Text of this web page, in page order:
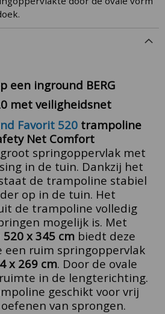
een inground BERG
met veiligheidsnet
Favorit 520 trampoline
Net Comfort
springoppervlak met
in de tuin. Dankzij het
de trampoline stabiel
op in de tuin. Het
de trampoline volledig
mogelijk is. Met
520 x 345 cm biedt deze
een ruim springoppervlak
x 269 cm. Door de ovale
in de lengterichting.
geschikt voor vrij
van sprongen.